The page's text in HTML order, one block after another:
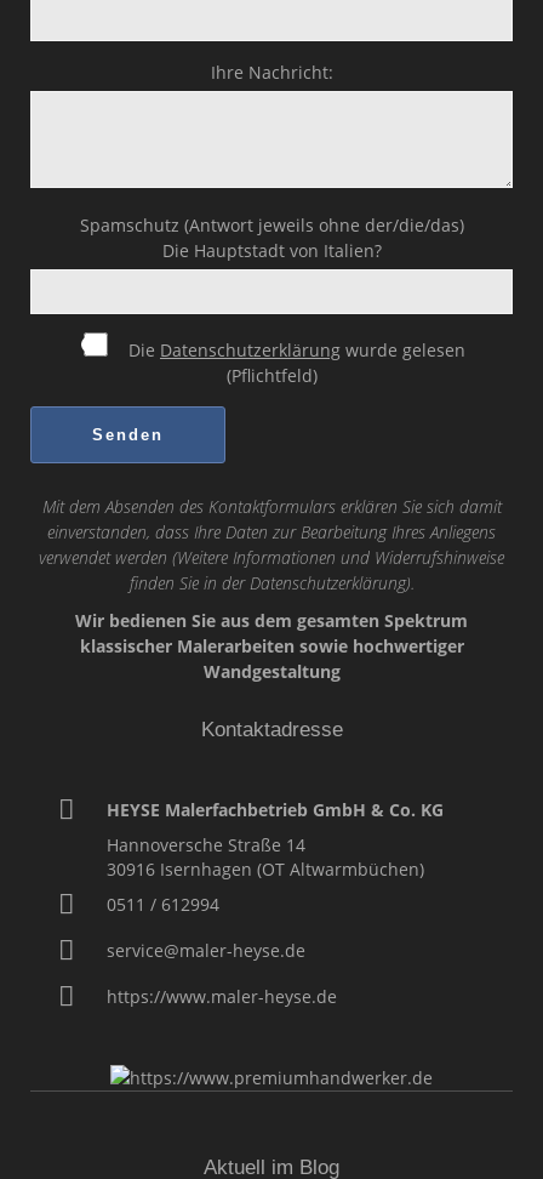
Ihre Nachricht:
Spamschutz (Antwort jeweils ohne der/die/das)
Die Hauptstadt von Italien?
Die Datenschutzerklärung wurde gelesen
(Pflichtfeld)
Mit dem Absenden des Kontaktformulars erklären Sie sich damit
einverstanden, dass Ihre Daten zur Bearbeitung Ihres Anliegens
verwendet werden (Weitere Informationen und Widerrufshinweise
finden Sie in der Datenschutzerklärung).
Wir bedienen Sie aus dem gesamten Spektrum
klassischer Malerarbeiten sowie hochwertiger
Wandgestaltung
Kontaktadresse
HEYSE Malerfachbetrieb GmbH & Co. KG
Hannoversche Straße 14
30916 Isernhagen (OT Altwarmbüchen)
0511 / 612994
service@maler-heyse.de
https://www.maler-heyse.de
Aktuell im Blog